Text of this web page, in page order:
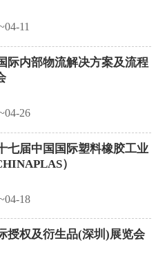
11
际内部物流解决方案及流程
26
七届中国国际塑料橡胶工业
）
18
授权及衍生品(深圳)展览会